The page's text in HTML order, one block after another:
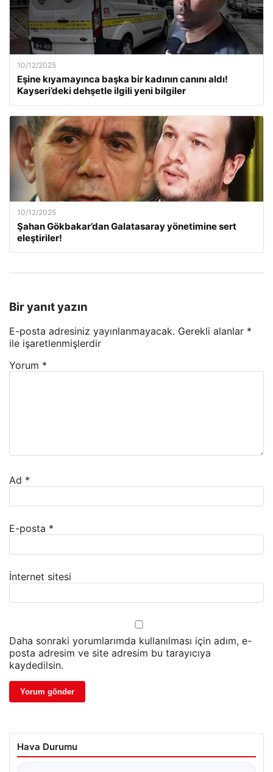
10/12/2025
Eşine kıyamayınca başka bir kadının canını aldı!
Kayseri’deki dehşetle ilgili yeni bilgiler
10/12/2025
Şahan Gökbakar’dan Galatasaray yönetimine sert
eleştiriler!
Bir yanıt yazın
E-posta adresiniz yayınlanmayacak. Gerekli alanlar *
ile işaretlenmişlerdir
Yorum *
Ad *
E-posta *
İnternet sitesi
Daha sonraki yorumlarımda kullanılması için adım, e-
posta adresim ve site adresim bu tarayıcıya
kaydedilsin.
Hava Durumu